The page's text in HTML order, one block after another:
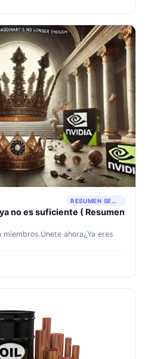
RESUMEN SEMANAL
no es suficiente ( Resumen
ahora¿Ya eres